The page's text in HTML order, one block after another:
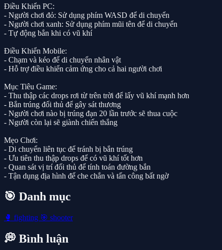
Điều Khiển PC:
- Người chơi đỏ: Sử dụng phím WASD để di chuyển
- Người chơi xanh: Sử dụng phím mũi tên để di chuyển
- Tự động bắn khi có vũ khí
Điều Khiển Mobile:
- Chạm và kéo để di chuyển nhân vật
- Hỗ trợ điều khiển cảm ứng cho cả hai người chơi
Mục Tiêu Game:
- Thu thập các drops rơi từ trên trời để lấy vũ khí mạnh hơn
- Bắn trúng đối thủ để gây sát thương
- Người chơi nào bị trúng đạn 20 lần trước sẽ thua cuộc
- Người còn lại sẽ giành chiến thắng
Mẹo Chơi:
- Di chuyển liên tục để tránh bị bắn trúng
- Ưu tiên thu thập drops để có vũ khí tốt hơn
- Quan sát vị trí đối thủ để tính toán đường bắn
- Tận dụng địa hình để che chắn và tấn công bất ngờ
🎯 Danh mục
🥊 fighting 🎯 shooter
💭 Bình luận